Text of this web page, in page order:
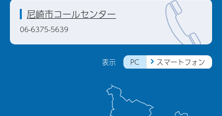
表示 PC スマートフォン
尼崎市コールセンター
06-6375-5639